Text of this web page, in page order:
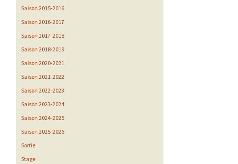
Saison 2015-2016
Saison 2016-2017
Saison 2017-2018
Saison 2018-2019
Saison 2020-2021
Saison 2021-2022
Saison 2022-2023
Saison 2023-2024
Saison 2024-2025
Saison 2025-2026
Sortie
Stage